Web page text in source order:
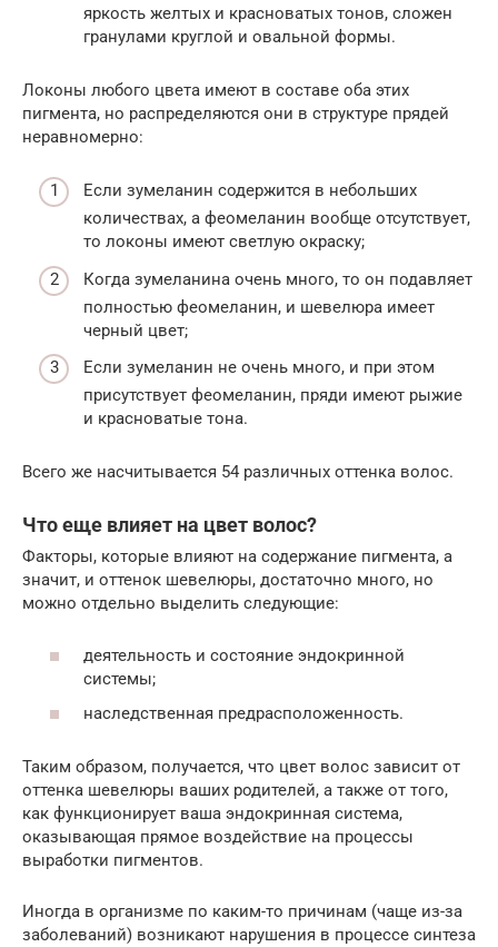
яркость желтых и красноватых тонов, сложен
гранулами круглой и овальной формы.
Локоны любого цвета имеют в составе оба этих
пигмента, но распределяются они в структуре прядей
неравномерно:
Если зумеланин содержится в небольших
количествах, а феомеланин вообще отсутствует,
то локоны имеют светлую окраску;
Когда зумеланина очень много, то он подавляет
полностью феомеланин, и шевелюра имеет
черный цвет;
Если зумеланин не очень много, и при этом
присутствует феомеланин, пряди имеют рыжие
и красноватые тона.
Всего же насчитывается 54 различных оттенка волос.
Что еще влияет на цвет волос?
Факторы, которые влияют на содержание пигмента, а
значит, и оттенок шевелюры, достаточно много, но
можно отдельно выделить следующие:
деятельность и состояние эндокринной
системы;
наследственная предрасположенность.
Таким образом, получается, что цвет волос зависит от
оттенка шевелюры ваших родителей, а также от того,
как функционирует ваша эндокринная система,
оказывающая прямое воздействие на процессы
выработки пигментов.
Иногда в организме по каким-то причинам (чаще из-за
заболеваний) возникают нарушения в процессе синтеза